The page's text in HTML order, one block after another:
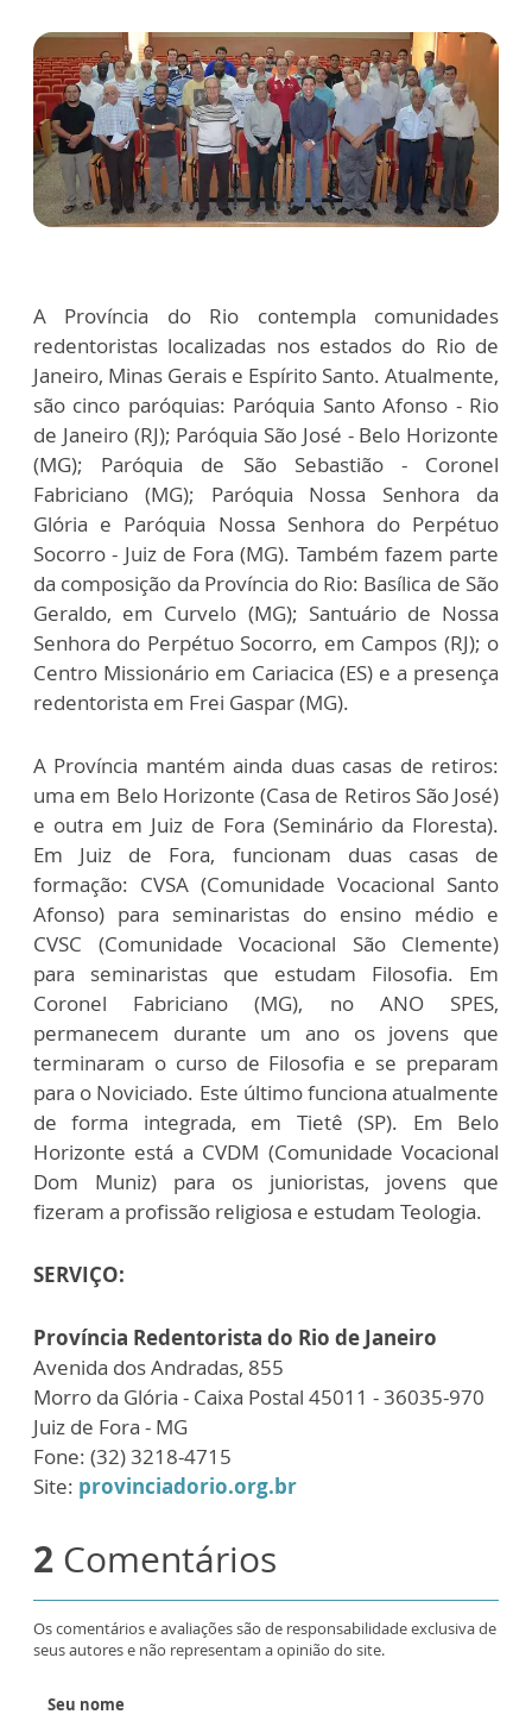
A Província do Rio contempla comunidades
redentoristas localizadas nos estados do Rio de
Janeiro, Minas Gerais e Espírito Santo. Atualmente,
são cinco paróquias: Paróquia Santo Afonso - Rio
de Janeiro (RJ); Paróquia São José - Belo Horizonte
(MG); Paróquia de São Sebastião - Coronel
Fabriciano (MG); Paróquia Nossa Senhora da
Glória e Paróquia Nossa Senhora do Perpétuo
Socorro - Juiz de Fora (MG). Também fazem parte
da composição da Província do Rio: Basílica de São
Geraldo, em Curvelo (MG); Santuário de Nossa
Senhora do Perpétuo Socorro, em Campos (RJ); o
Centro Missionário em Cariacica (ES) e a presença
redentorista em Frei Gaspar (MG).
A Província mantém ainda duas casas de retiros:
uma em Belo Horizonte (Casa de Retiros São José)
e outra em Juiz de Fora (Seminário da Floresta).
Em Juiz de Fora, funcionam duas casas de
formação: CVSA (Comunidade Vocacional Santo
Afonso) para seminaristas do ensino médio e
CVSC (Comunidade Vocacional São Clemente)
para seminaristas que estudam Filosofia. Em
Coronel Fabriciano (MG), no ANO SPES,
permanecem durante um ano os jovens que
terminaram o curso de Filosofia e se preparam
para o Noviciado. Este último funciona atualmente
de forma integrada, em Tietê (SP). Em Belo
Horizonte está a CVDM (Comunidade Vocacional
Dom Muniz) para os junioristas, jovens que
fizeram a profissão religiosa e estudam Teologia.
SERVIÇO:
Província Redentorista do Rio de Janeiro
Avenida dos Andradas, 855
Morro da Glória - Caixa Postal 45011 - 36035-970
Juiz de Fora - MG
Fone: (32) 3218-4715
Site: provinciadorio.org.br
2 Comentários
Os comentários e avaliações são de responsabilidade exclusiva de
seus autores e não representam a opinião do site.
Seu nome